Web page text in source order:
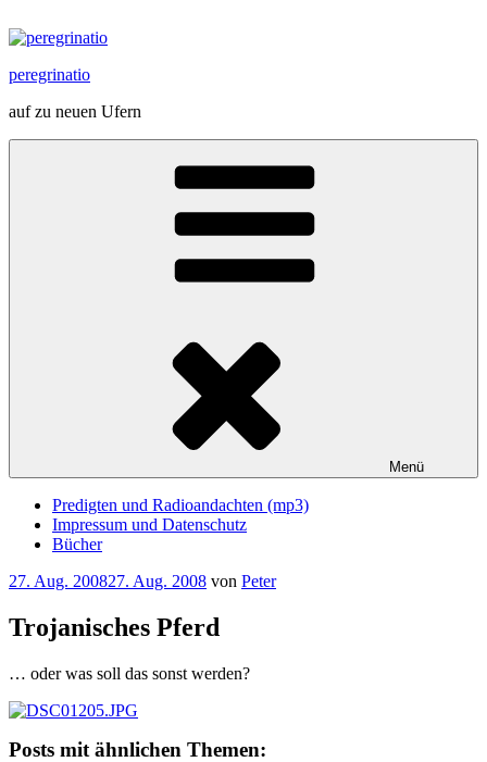
Inhalt
peregrinatio
auf zu neuen Ufern
Menü
Predigten und Radioandachten (mp3)
Impressum und Datenschutz
Bücher
Veröffentlicht
27. Aug. 200827. Aug. 2008 von Peter
Trojanisches Pferd
… oder was soll das sonst werden?
Posts mit ähnlichen Themen: